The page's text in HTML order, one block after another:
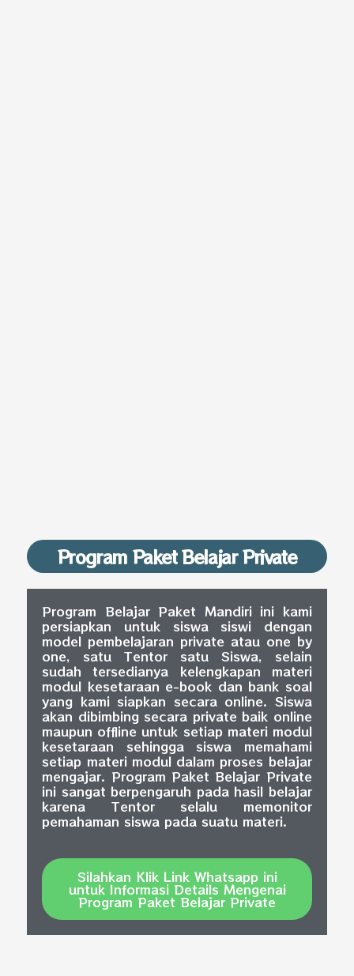
Program Paket Belajar Private
Program Belajar Paket Mandiri ini kami
persiapkan untuk siswa siswi dengan
model pembelajaran private atau one by
one, satu Tentor satu Siswa, selain
sudah tersedianya kelengkapan materi
modul kesetaraan e-book dan bank soal
yang kami siapkan secara online. Siswa
akan dibimbing secara private baik online
maupun offline untuk setiap materi modul
kesetaraan sehingga siswa memahami
setiap materi modul dalam proses belajar
mengajar. Program Paket Belajar Private
ini sangat berpengaruh pada hasil belajar
karena Tentor selalu memonitor
pemahaman siswa pada suatu materi.
Silahkan Klik Link Whatsapp ini
untuk Informasi Details Mengenai
Program Paket Belajar Private